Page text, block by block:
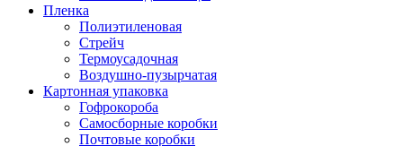
Пленка
Полиэтиленовая
Стрейч
Термоусадочная
Воздушно-пузырчатая
Картонная упаковка
Гофрокороба
Самосборные коробки
Почтовые коробки